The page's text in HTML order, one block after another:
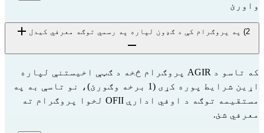
واورئ
2) په پروګرام کې د ګډون لپاره په رسمي توګه معرفي کیدل
که تاسو د AGIR پروګرام څخه د ګټې اخیستنې لپاره
اړین شرایط پوره کړی (1 برخه وګورئ)، نو تاسې به په
مستقیمه توګه د اوفي ادارې OFII لخوا پروګرام ته
معرفي شئ.